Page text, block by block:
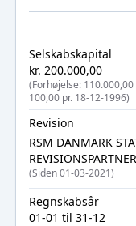
Selskabskapital
kr. 200.000,00
(Forhøjelse:
100,00 pr. 18-12-1996)
Revision
RSM DANMARK
(Siden 01-03-2021)
Regnskabsår
01-01 til 31-12